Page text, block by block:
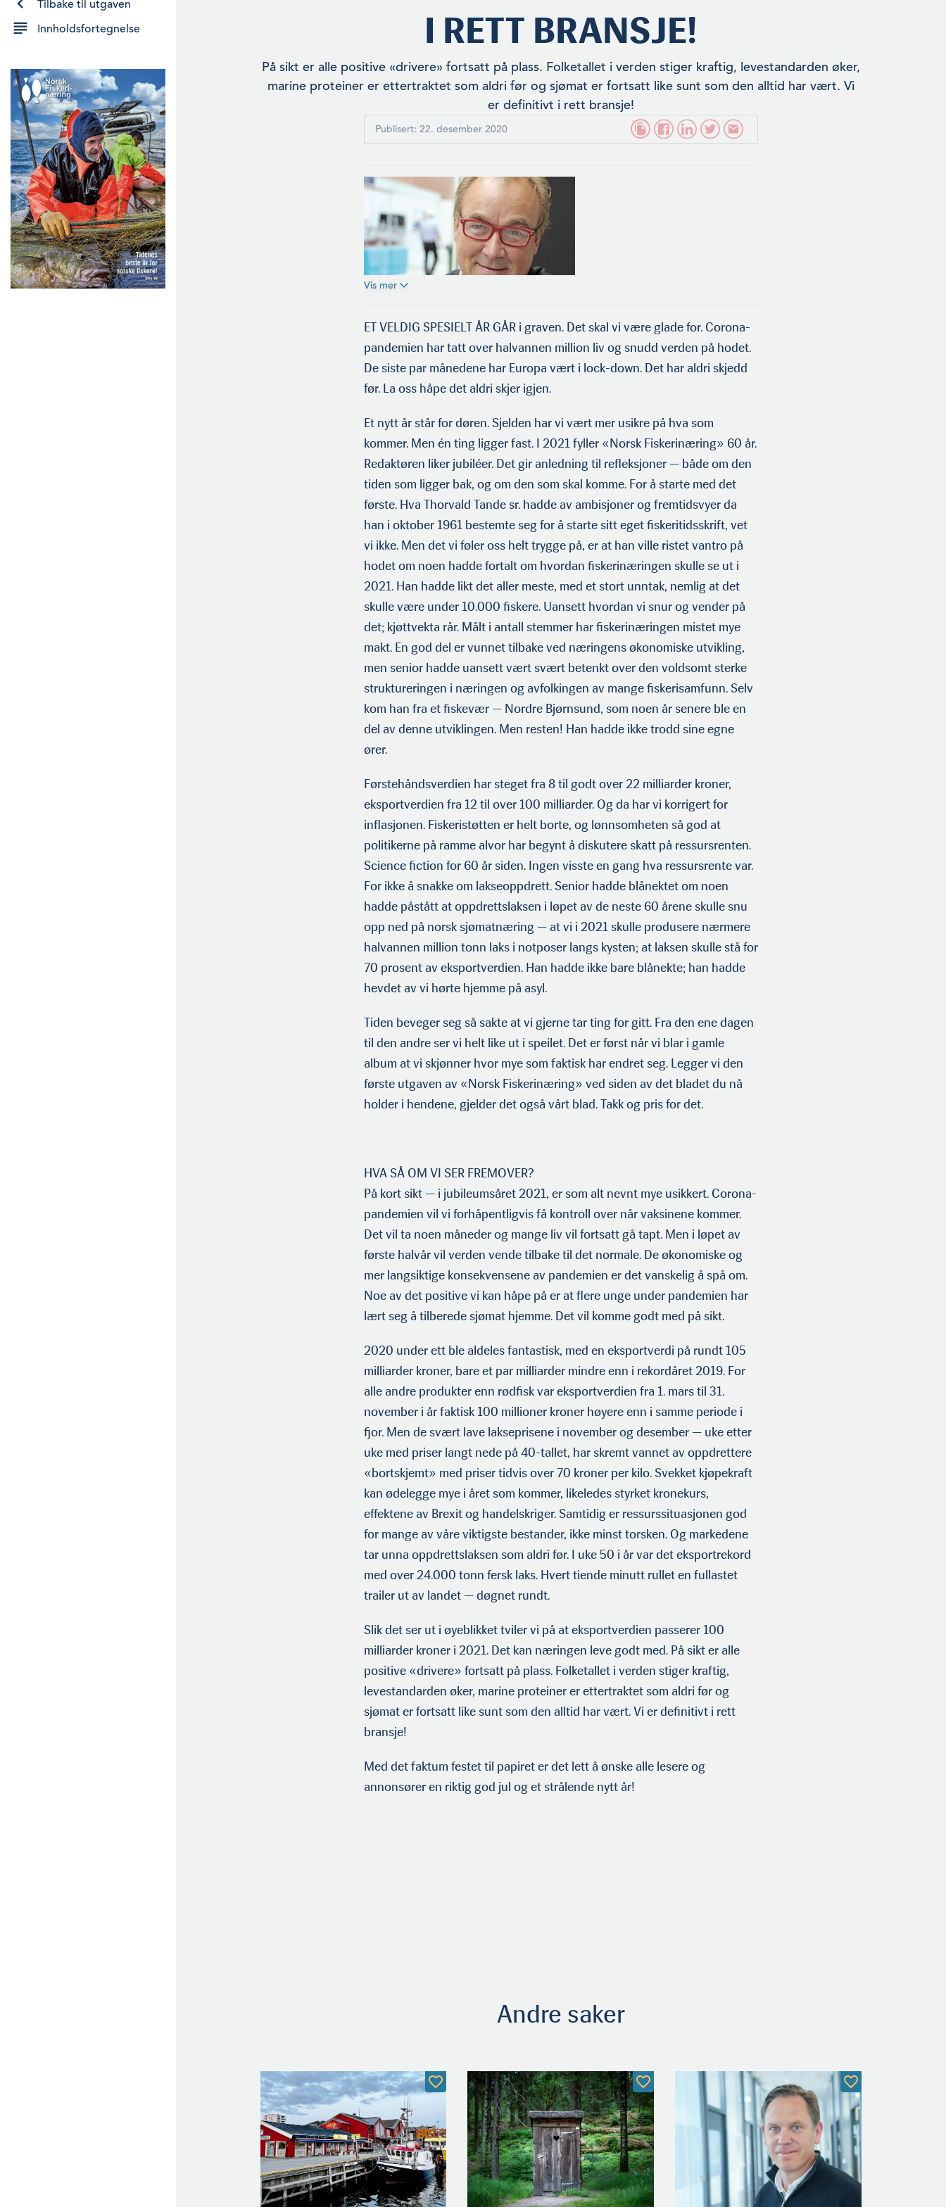
Tilbake til utgaven
Innholdsfortegnelse
I RETT BRANSJE!
På sikt er alle positive «drivere» fortsatt på plass. Folke­tallet i verden stiger kraftig, levestandarden øker,
marine pro­teiner er ettertraktet som aldri før og sjømat er fortsatt like sunt som den alltid har vært. Vi
er definitivt i rett bransje!
Publisert: 22. desember 2020
Redaktør Thorvald Tande
Vis mer
ET VELDIG SPESIELT ÅR GÅR i graven. Det skal vi være glade for. Corona-
pandemien har tatt over halvannen million liv og snudd verden på hodet.
De siste par månedene har Europa vært i lock-down. Det har aldri skjedd
før. La oss håpe det aldri skjer igjen.
Et nytt år står for døren. Sjelden har vi vært mer usikre på hva som
kommer. Men én ting ligger fast. I 2021 fyller «Norsk Fisker­inæring» 60 år.
Redaktøren liker jubiléer. Det gir anledning til refleksjoner — både om den
tiden som ligger bak, og om den som skal komme. For å starte med det
første. Hva Thorvald Tande sr. hadde av ambisjoner og fremtidsvyer da
han i oktober 1961 bestemte seg for å starte sitt eget fiskeritidsskrift, vet
vi ikke. Men det vi føler oss helt trygge på, er at han ville ristet vantro på
hodet om noen hadde fortalt om hvordan fiskerinæringen skulle se ut i
2021. Han hadde likt det aller meste, med et stort unntak, nemlig at det
skulle være under 10.000 fiskere. Uansett hvordan vi snur og vender på
det; kjøttvekta rår. Målt i antall stemmer har fiskerinæringen mistet mye
makt. En god del er vunnet tilbake ved næringens økonomiske utvikling,
men senior hadde uansett vært svært betenkt over den voldsomt sterke
strukturerin­gen i næringen og avfolkingen av mange fiskerisamfunn. Selv
kom han fra et fiskevær — Nordre Bjørnsund, som noen år senere ble en
del av denne utviklingen. Men resten! Han hadde ikke trodd sine egne
ører.
Førstehåndsverdien har steget fra 8 til godt over 22 milliarder kroner,
eksportverdien fra 12 til over 100 milliarder. Og da har vi korrigert for
inflasjonen. Fiskeristøtten er helt borte, og lønnsomheten så god at
politikerne på ramme alvor har begynt å diskutere skatt på ressursrenten.
Science fiction for 60 år siden. Ingen visste en gang hva ressursrente var.
For ikke å snakke om lakseoppdrett. Senior hadde blånektet om noen
hadde påstått at oppdrettslaksen i løpet av de neste 60 årene skulle snu
opp ned på norsk sjømatnæring — at vi i 2021 skulle produ­sere nærmere
halvannen million tonn laks i notposer langs kysten; at laksen skulle stå for
70 prosent av eksportverdien. Han hadde ikke bare blånekte; han hadde
hevdet av vi hørte hjemme på asyl.
Tiden beveger seg så sakte at vi gjerne tar ting for gitt. Fra den ene dagen
til den andre ser vi helt like ut i speilet. Det er først når vi blar i gamle
album at vi skjønner hvor mye som faktisk har endret seg. Legger vi den
første utgaven av «Norsk Fiskerinæring» ved siden av det bladet du nå
holder i hendene, gjelder det også vårt blad. Takk og pris for det.
HVA SÅ OM VI SER FREMOVER?
På kort sikt — i jubileumsåret 2021, er som alt nevnt mye usik­kert. Corona-
pandemien vil vi forhåpentligvis få kontroll over når vaksinene kommer.
Det vil ta noen måneder og mange liv vil fortsatt gå tapt. Men i løpet av
første halvår vil verden vende tilbake til det normale. De økonomiske og
mer langsiktige konsek­vensene av pandemien er det vanskelig å spå om.
Noe av det posi­tive vi kan håpe på er at flere unge under pandemien har
lært seg å tilberede sjømat hjemme. Det vil komme godt med på sikt.
2020 under ett ble aldeles fantastisk, med en eksportverdi på rundt 105
milliarder kroner, bare et par milliarder mindre enn i rekordåret 2019. For
alle andre produkter enn rødfisk var eksportverdien fra 1. mars til 31.
november i år faktisk 100 mil­lioner kroner høyere enn i samme periode i
fjor. Men de svært lave lakseprisene i november og desember — uke etter
uke med priser langt nede på 40-tallet, har skremt vannet av oppdrettere
«bortskjemt» med priser tidvis over 70 kroner per kilo. Svekket kjøpekraft
kan ødelegge mye i året som kommer, likeledes styrket kronekurs,
effektene av Brexit og handelskriger. Samtidig er ressurssituasjonen god
for mange av våre viktigste bestander, ikke minst torsken. Og markedene
tar unna oppdrettslaksen som aldri før. I uke 50 i år var det eksportrekord
med over 24.000 tonn fersk laks. Hvert tiende minutt rullet en fullastet
trailer ut av landet — døgnet rundt.
Slik det ser ut i øyeblikket tviler vi på at eksportverdien pas­serer 100
milliarder kroner i 2021. Det kan næringen leve godt med. På sikt er alle
positive «drivere» fortsatt på plass. Folke­tallet i verden stiger kraftig,
levestandarden øker, marine pro­teiner er ettertraktet som aldri før og
sjømat er fortsatt like sunt som den alltid har vært. Vi er definitivt i rett
bransje!
Med det faktum festet til papiret er det lett å ønske alle lesere og
annonsører en riktig god jul og et strålende nytt år!
Andre saker